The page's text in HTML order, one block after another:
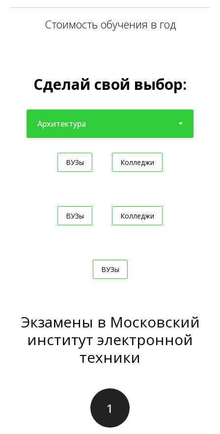
Стоимость обучения в год
Сделай свой выбор:
ВУЗы Колледжи
ВУЗы Колледжи
ВУЗы
Экзамены в Московский
институт электронной
техники